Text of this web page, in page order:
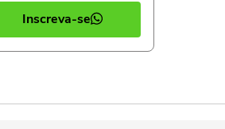
Inscreva-se